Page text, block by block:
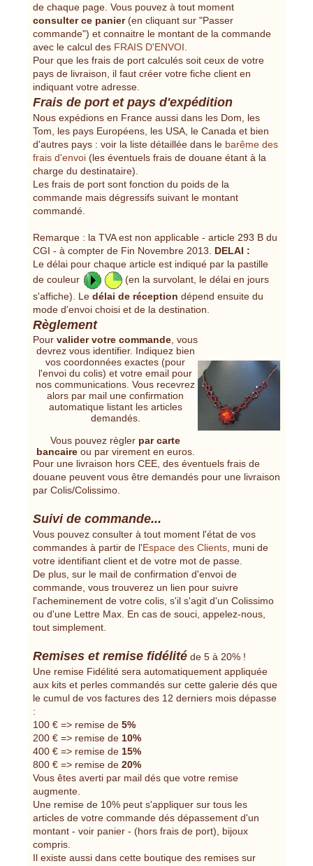
de chaque page. Vous pouvez à tout moment
consulter ce panier(en cliquant sur "Passer
commande") et connaitre le montant de la commande
avec le calcul des FRAIS D'ENVOI
Pour que les frais de port calculés soit ceux de votre
pays de livraison, il faut créer votre fiche client en
indiquant votre adresse.
Frais de port et pays d'expédition
Nous expédions en France aussi dans les Dom, les
Tom, les pays Européens, les USA, le Canada et bien
d'autres pays : voir la liste détaillée dans le barême des
frais d'envoi (les éventuels frais de douane étant à la
charge du destinataire).
Les frais de port sont fonction du poids de la
commande mais dégressifs suivant le montant
commandé.
Remarque : la TVA est non applicable - article 293 B du
CGI - à compter de Fin Novembre 2013. DELAI :
Le délai pour chaque article est indiqué par la pastille
de couleur
(en la survolant, le délai en jours
s'affiche). Le délai de réception dépend ensuite du
mode d'envoi choisi et de la destination.
Règlement
Pour valider votre commande , vous
devrez vous identifier. Indiquez bien
vos coordonnées exactes (pour
l'envoi du colis) et votre email pour
nos communications. Vous recevrez
alors par mail une confirmation
automatique listant les articles
demandés.
Vous pouvez règler par carte
bancaireou par virement en euros.
Pour une livraison hors CEE, des éventuels frais de
douane peuvent vous être demandés pour une livraison
par Colis/Colissimo.
Suivi de commande...
Vous pouvez consulter à tout moment l'état de vos
commandes à partir de l'Espace des Clients , muni de
votre identifiant client et de votre mot de passe.
De plus, sur le mail de confirmation d'envoi de
commande, vous trouverez un lien pour suivre
l'acheminement de votre colis, s'il s'agit d'un Colissimo
ou d'une Lettre Max. En cas de souci, appelez-nous,
tout simplement.
Remises et remise fidélité de 5 à 20% !
Une remise Fidélité sera automatiquement appliquée
aux kits et perles commandés sur cette galerie dés que
le cumul de vos factures des 12 derniers mois dépasse
:
100 € => remise de 5%
200 € => remise de 10%
400 € => remise de 15%
800 € => remise de 20%
Vous êtes averti par mail dés que votre remise
augmente.
Une remise de 10% peut s'appliquer sur tous les
articles de votre commande dés dépassement d'un
montant - voir panier - (hors frais de port), bijoux
compris.
Il existe aussi dans cette boutique des remises sur